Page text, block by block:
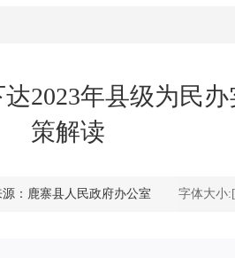
便民提示
查询服务
2023年县级为民
策解读
源：鹿寨县人民政府办公室 字体大小:[